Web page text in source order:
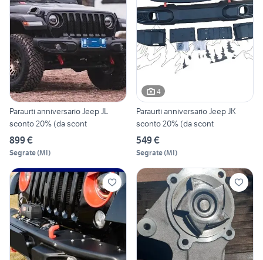
Paraurti anniversario Jeep JL
sconto 20% (da scont
899 €
Segrate(MI)
4
Paraurti anniversario Jeep JK
sconto 20% (da scont
549 €
Segrate(MI)